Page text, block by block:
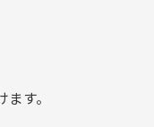
す。